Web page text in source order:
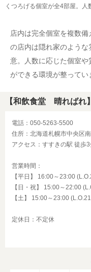
くつろげる個室が全4部屋。
店内は完全個室を複数
の店内は隠れ家のよう
意。人数に応じた個室
ができる環境が整ってい
【和飲食堂 晴ればれ】
電話：050-5263-5500
住所：北海道札幌市中央区
アクセス：すすきの駅 徒歩
営業時間：
【平日】 16:00～23:00
【日・祝】 15:00～22:00
【土】 15:00～23:00
定休日：不定休